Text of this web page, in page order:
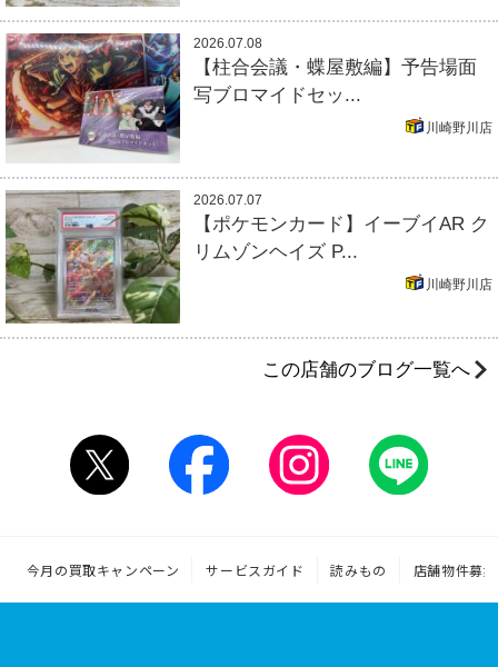
2026.07.08
【柱合会議・蝶屋敷編】予告場面
写ブロマイドセッ...
川崎野川店
2026.07.07
【ポケモンカード】イーブイAR ク
リムゾンヘイズ P...
川崎野川店
この店舗のブログ一覧へ
今月の買取キャンペーン サービスガイド 読みもの 店舗物件募集